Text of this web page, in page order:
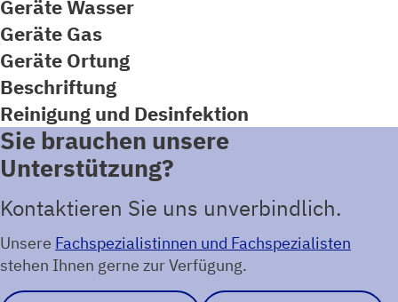
Geräte Wasser
Geräte Gas
Geräte Ortung
Beschriftung
Reinigung und Desinfektion
Sie brauchen unsere
Unterstützung?
Kontaktieren Sie uns unverbindlich.
Unsere Fachspezialistinnen und Fachspezialisten
stehen Ihnen gerne zur Verfügung.